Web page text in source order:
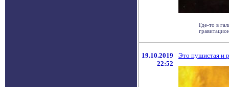
Где-то в
19.10.2019
22:52
Это пушистая и